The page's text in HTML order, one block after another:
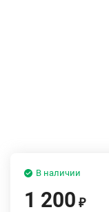
В наличии
1 200 ₽